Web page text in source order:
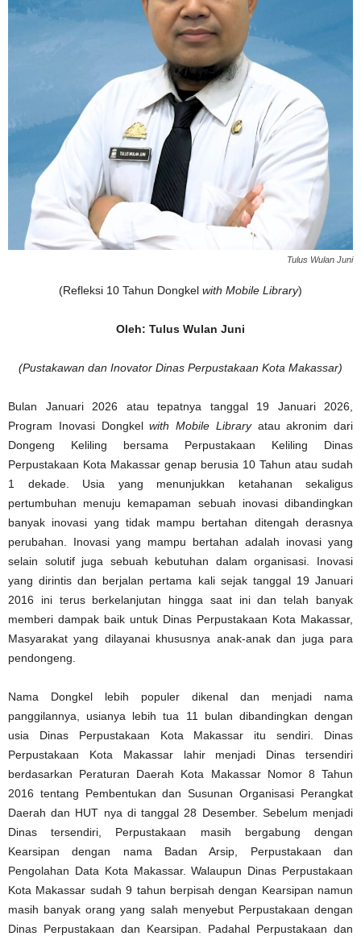
Tulus Wulan Juni
(Refleksi 10 Tahun Dongkel with Mobile Library)
Oleh: Tulus Wulan Juni
(Pustakawan dan Inovator Dinas Perpustakaan Kota Makassar)
Bulan Januari 2026 atau tepatnya tanggal 19 Januari 2026,
Program Inovasi Dongkelwith Mobile Libraryatau akronim dari
Dongeng Keliling bersama Perpustakaan Keliling Dinas
Perpustakaan Kota Makassar genap berusia 10 Tahun atau sudah
1 dekade. Usia yang menunjukkan ketahanan sekaligus
pertumbuhan menuju kemapaman sebuah inovasi dibandingkan
banyak inovasi yang tidak mampu bertahan ditengah derasnya
perubahan. Inovasi yang mampu bertahan adalah inovasi yang
selain solutif juga sebuah kebutuhan dalam organisasi. Inovasi
yang dirintis dan berjalan pertama kali sejak tanggal 19 Januari
2016 ini terus berkelanjutan hingga saat ini dan telah banyak
memberi dampak baik untuk Dinas Perpustakaan Kota Makassar,
Masyarakat yang dilayanai khususnya anak-anak dan juga para
pendongeng.
Nama Dongkel lebih populer dikenal dan menjadi nama
panggilannya, usianya lebih tua 11 bulan dibandingkan dengan
usia Dinas Perpustakaan Kota Makassar itu sendiri. Dinas
Perpustakaan Kota Makassar lahir menjadi Dinas tersendiri
berdasarkan Peraturan Daerah Kota Makassar Nomor 8 Tahun
2016 tentang Pembentukan dan Susunan Organisasi Perangkat
Daerah dan HUT nya di tanggal 28 Desember. Sebelum menjadi
Dinas tersendiri, Perpustakaan masih bergabung dengan
Kearsipan dengan nama Badan Arsip, Perpustakaan dan
Pengolahan Data Kota Makassar. Walaupun Dinas Perpustakaan
Kota Makassar sudah 9 tahun berpisah dengan Kearsipan namun
masih banyak orang yang salah menyebut Perpustakaan dengan
Dinas Perpustakaan dan Kearsipan. Padahal Perpustakaan dan